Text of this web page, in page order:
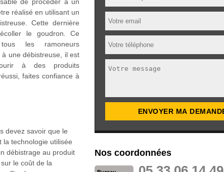
réalisé en utilisant un
Cette dernière
le goudron. Ce
les ramoneurs
une débistreuse, il est
à des produits
faites confiance à
devez savoir que le
technologie utilisée
débistrage au produit
le coût de la
Nos coordonnées